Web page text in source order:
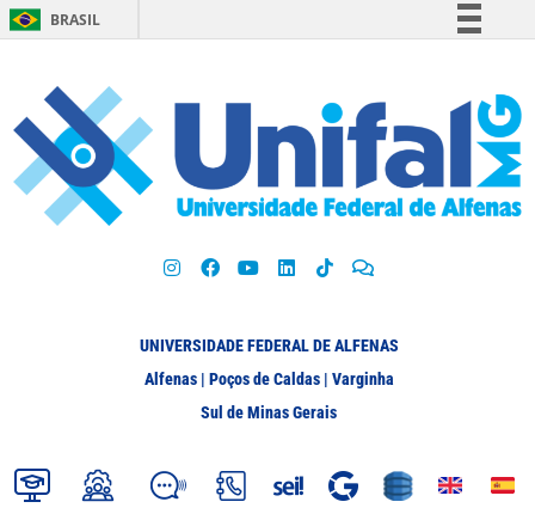
BRASIL
Participe
Acesso à informação
Legislação
UNIVERSIDADE FEDERAL DE ALFENAS
Alfenas | Poços de Caldas | Varginha
Sul de Minas Gerais